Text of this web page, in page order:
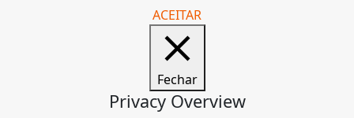
ACEITAR
Fechar
Privacy Overview